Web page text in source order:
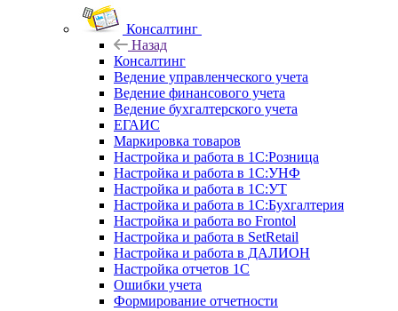
Консалтинг
Назад
Консалтинг
Ведение управленческого учета
Ведение финансового учета
Ведение бухгалтерского учета
ЕГАИС
Маркировка товаров
Настройка и работа в 1С:Розница
Настройка и работа в 1С:УНФ
Настройка и работа в 1С:УТ
Настройка и работа в 1С:Бухгалтерия
Настройка и работа во Frontol
Настройка и работа в SetRetail
Настройка и работа в ДАЛИОН
Настройка отчетов 1С
Ошибки учета
Формирование отчетности